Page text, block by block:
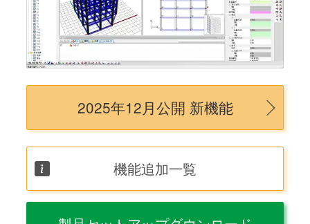
2025年12月公開 新機能
機能追加一覧